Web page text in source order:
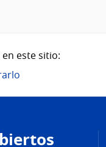
este sitio: